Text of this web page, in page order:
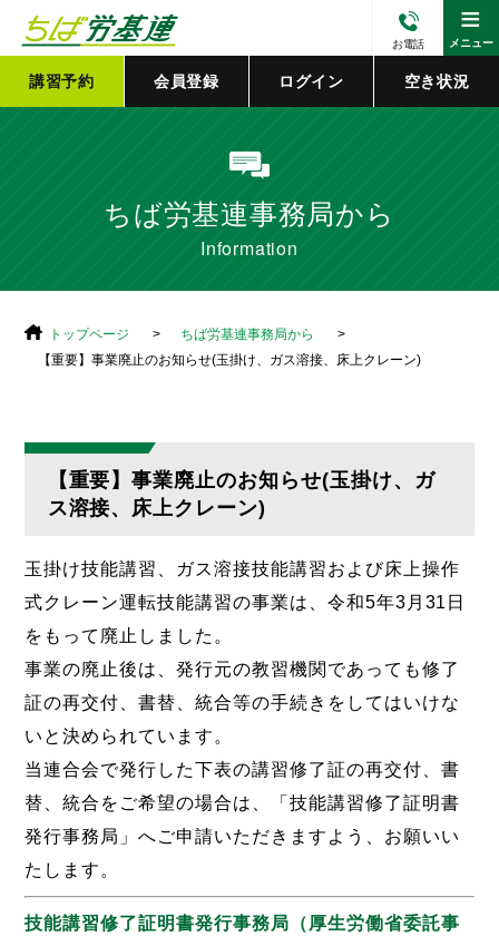
≡
メニュー
お電話
講習予約 会員登録 ログイン 空き状況
ちば労基連事務局から
Information
トップページ
ちば労基連事務局から
【重要】事業廃止のお知らせ(玉掛け、ガス溶接、床上クレーン)
【重要】事業廃止のお知らせ(玉掛け、ガ
ス溶接、床上クレーン)
玉掛け技能講習、ガス溶接技能講習および床上操作
式クレーン運転技能講習の事業は、令和5年3月31日
をもって廃止しました。
事業の廃止後は、発行元の教習機関であっても修了
証の再交付、書替、統合等の手続きをしてはいけな
いと決められています。
当連合会で発行した下表の講習修了証の再交付、書
替、統合をご希望の場合は、「技能講習修了証明書
発行事務局」へご申請いただきますよう、お願いい
たします。
技能講習修了証明書発行事務局（厚生労働省委託事